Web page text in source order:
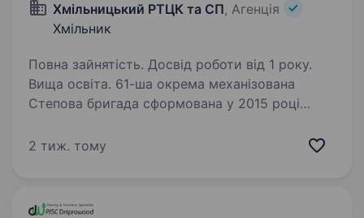
Хмільницький РТЦК та СП, Агенція
Хмільник
Повна зайнятість. Досвід роботи від 1 року.
Вища освіта. 61-ша окрема механізована
Степова бригада сформована у 2015 році
ЗСУ. За час повномасштабного вторгнення
2 тиж. тому